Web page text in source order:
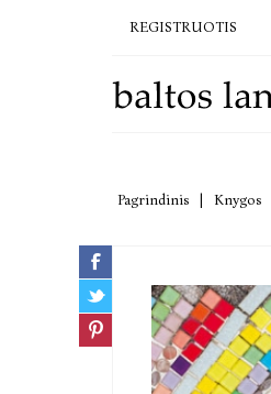
REGISTRUOTIS
Pagrindinis Knygos